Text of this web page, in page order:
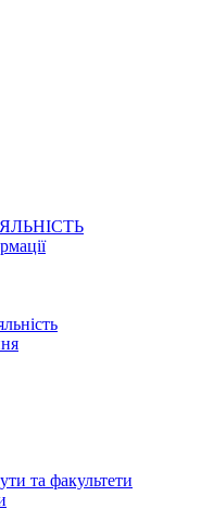
та факультети